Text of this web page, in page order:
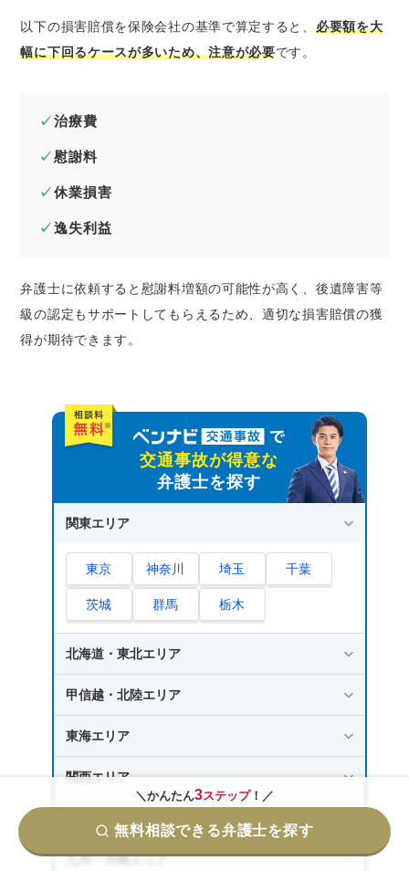
以下の損害賠償を保険会社の基準で算定すると、 必要額を大
幅に下回るケースが多いため、注意が必要です。
治療費
慰謝料
休業損害
逸失利益
弁護士に依頼すると慰謝料増額の可能性が高く、後遺障害等
級の認定もサポートしてもらえるため、適切な損害賠償の獲
得が期待できます。
交通事故が得意な
弁護士を探す
関東エリア
東京 神奈川 埼玉 千葉
茨城 群馬 栃木
北海道・東北エリア
甲信越・北陸エリア
東海エリア
関西エリア
九州・沖縄エリア
＼かんたん3ステップ！／
無料相談できる弁護士を探す